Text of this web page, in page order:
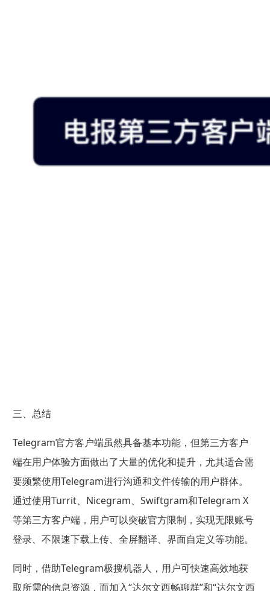
三、总结
Telegram官方客户端虽然具备基本功能，但第三方客户
端在用户体验方面做出了大量的优化和提升，尤其适合需
要频繁使用Telegram进行沟通和文件传输的用户群体。
通过使用Turrit、Nicegram、Swiftgram和Telegram X
等第三方客户端，用户可以突破官方限制，实现无限账号
登录、不限速下载上传、全屏翻译、界面自定义等功能。
同时，借助Telegram极搜机器人，用户可快速高效地获
取所需的信息资源，而加入“达尔文西畅聊群”和“达尔文西